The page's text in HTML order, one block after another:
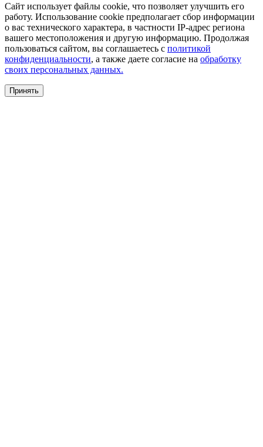
Сайт использует файлы cookie, что позволяет улучшить его
работу. Использование cookie предполагает сбор информации
о вас технического характера, в частности IP-адрес региона
вашего местоположения и другую информацию. Продолжая
пользоваться сайтом, вы соглашаетесь с политикой
конфиденциальности, а также даете согласие на обработку
своих персональных данных.
Принять